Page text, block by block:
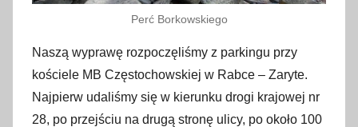
Perć Borkowskiego
Naszą wyprawę rozpoczęliśmy z parkingu przy
kościele MB Częstochowskiej w Rabce – Zaryte.
Najpierw udaliśmy się w kierunku drogi krajowej nr
28, po przejściu na drugą stronę ulicy, po około 100